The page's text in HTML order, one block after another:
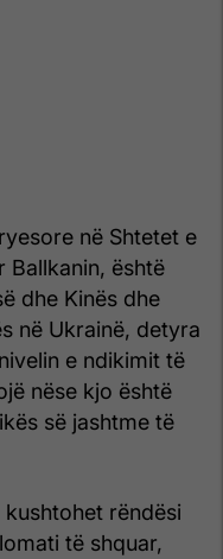
në Shtetet e
Ballkanin, është
dhe Kinës dhe
në Ukrainë, detyra
e ndikimit të
nëse kjo është
së jashtme të
rëndësi
të shquar,